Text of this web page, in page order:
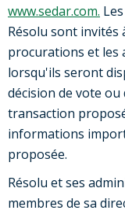
www.sedar.com.
Résolu sont invités
procurations et les
lorsqu'ils seront
décision de vote
transaction
informations
proposée.
Résolu et ses
membres de sa